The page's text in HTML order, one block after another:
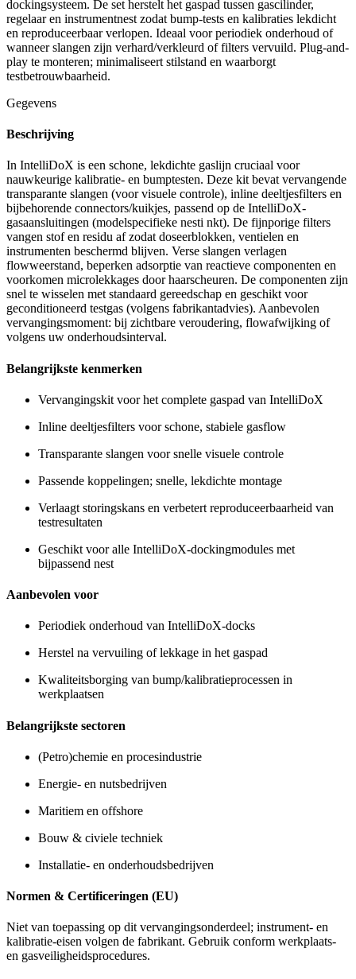
dockingsysteem. De set herstelt het gaspad tussen gascilinder,
regelaar en instrumentnest zodat bump-tests en kalibraties lekdicht
en reproduceerbaar verlopen. Ideaal voor periodiek onderhoud of
wanneer slangen zijn verhard/verkleurd of filters vervuild. Plug-and-
play te monteren; minimaliseert stilstand en waarborgt
testbetrouwbaarheid.
Gegevens
Beschrijving
In IntelliDoX is een schone, lekdichte gaslijn cruciaal voor
nauwkeurige kalibratie- en bumptesten. Deze kit bevat vervangende
transparante slangen (voor visuele controle), inline deeltjesfilters en
bijbehorende connectors/kuikjes, passend op de IntelliDoX-
gasaansluitingen (modelspecifieke nesti nkt). De fijnporige filters
vangen stof en residu af zodat doseerblokken, ventielen en
instrumenten beschermd blijven. Verse slangen verlagen
flowweerstand, beperken adsorptie van reactieve componenten en
voorkomen microlekkages door haarscheuren. De componenten zijn
snel te wisselen met standaard gereedschap en geschikt voor
geconditioneerd testgas (volgens fabrikantadvies). Aanbevolen
vervangingsmoment: bij zichtbare veroudering, flowafwijking of
volgens uw onderhoudsinterval.
Belangrijkste kenmerken
Vervangingskit voor het complete gaspad van IntelliDoX
Inline deeltjesfilters voor schone, stabiele gasflow
Transparante slangen voor snelle visuele controle
Passende koppelingen; snelle, lekdichte montage
Verlaagt storingskans en verbetert reproduceerbaarheid van
testresultaten
Geschikt voor alle IntelliDoX-dockingmodules met
bijpassend nest
Aanbevolen voor
Periodiek onderhoud van IntelliDoX-docks
Herstel na vervuiling of lekkage in het gaspad
Kwaliteitsborging van bump/kalibratieprocessen in
werkplaatsen
Belangrijkste sectoren
(Petro)chemie en procesindustrie
Energie- en nutsbedrijven
Maritiem en offshore
Bouw & civiele techniek
Installatie- en onderhoudsbedrijven
Normen & Certificeringen (EU)
Niet van toepassing op dit vervangingsonderdeel; instrument- en
kalibratie-eisen volgen de fabrikant. Gebruik conform werkplaats-
en gasveiligheidsprocedures.